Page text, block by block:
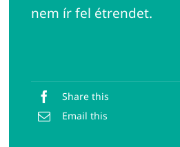
nem ír fel étrendet.
Share this
Email this